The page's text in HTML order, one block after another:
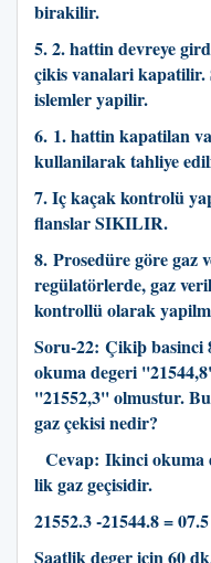
birakilir.
5. 2. hattin devreye
çikis vanalari kapatilir.
islemler yapilir.
6. 1. hattin kapatilan
kullanilarak tahliye
7. Iç kaçak kontrolü
flanslar SIKILIR.
8. Prosedüre göre gaz
regülatörlerde, gaz
kontrollü olarak
Soru-22: Çikiþ basinci
okuma degeri
''21552,3'' olmustur.
gaz çekisi nedir?
Cevap: Ikinci okuma
lik gaz geçisidir.
21552.3 -21544.8 =
Saatlik deger için 60